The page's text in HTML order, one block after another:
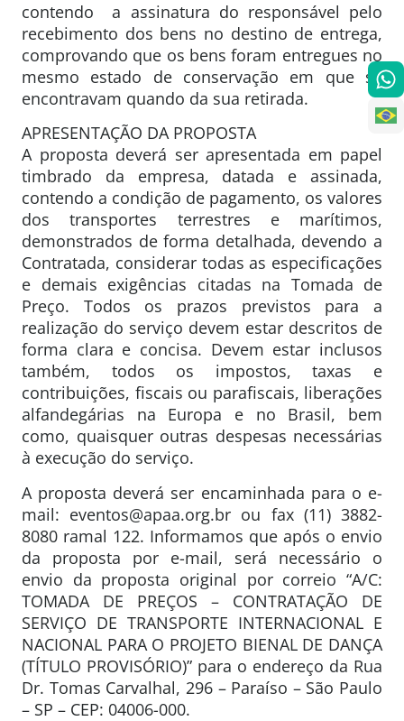
contendo a assinatura do responsável pelo
recebimento dos bens no destino de entrega,
comprovando que os bens foram entregues no
mesmo estado de conservação em que se
encontravam quando da sua retirada.
APRESENTAÇÃO DA PROPOSTA
A proposta deverá ser apresentada em papel
timbrado da empresa, datada e assinada,
contendo a condição de pagamento, os valores
dos transportes terrestres e marítimos,
demonstrados de forma detalhada, devendo a
Contratada, considerar todas as especificações
e demais exigências citadas na Tomada de
Preço. Todos os prazos previstos para a
realização do serviço devem estar descritos de
forma clara e concisa. Devem estar inclusos
também, todos os impostos, taxas e
contribuições, fiscais ou parafiscais, liberações
alfandegárias na Europa e no Brasil, bem
como, quaisquer outras despesas necessárias
à execução do serviço.
A proposta deverá ser encaminhada para o e-
mail: eventos@apaa.org.br ou fax (11) 3882-
8080 ramal 122. Informamos que após o envio
da proposta por e-mail, será necessário o
envio da proposta original por correio “A/C:
TOMADA DE PREÇOS – CONTRATAÇÃO DE
SERVIÇO DE TRANSPORTE INTERNACIONAL E
NACIONAL PARA O PROJETO BIENAL DE DANÇA
(TÍTULO PROVISÓRIO)” para o endereço da Rua
Dr. Tomas Carvalhal, 296 – Paraíso – São Paulo
– SP – CEP: 04006-000.